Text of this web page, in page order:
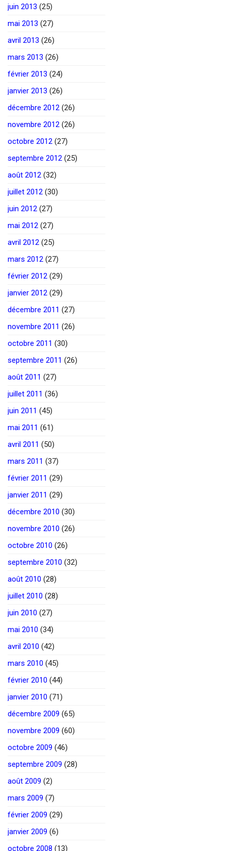
juin 2013 (25)
mai 2013 (27)
avril 2013 (26)
mars 2013 (26)
février 2013 (24)
janvier 2013 (26)
décembre 2012 (26)
novembre 2012 (26)
octobre 2012 (27)
septembre 2012 (25)
août 2012 (32)
juillet 2012 (30)
juin 2012 (27)
mai 2012 (27)
avril 2012 (25)
mars 2012 (27)
février 2012 (29)
janvier 2012 (29)
décembre 2011 (27)
novembre 2011 (26)
octobre 2011 (30)
septembre 2011 (26)
août 2011 (27)
juillet 2011 (36)
juin 2011 (45)
mai 2011 (61)
avril 2011 (50)
mars 2011 (37)
février 2011 (29)
janvier 2011 (29)
décembre 2010 (30)
novembre 2010 (26)
octobre 2010 (26)
septembre 2010 (32)
août 2010 (28)
juillet 2010 (28)
juin 2010 (27)
mai 2010 (34)
avril 2010 (42)
mars 2010 (45)
février 2010 (44)
janvier 2010 (71)
décembre 2009 (65)
novembre 2009 (60)
octobre 2009 (46)
septembre 2009 (28)
août 2009 (2)
mars 2009 (7)
février 2009 (29)
janvier 2009 (6)
octobre 2008 (13)